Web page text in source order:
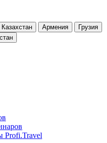
Казахстан Армения
Грузия
Profi.Travel